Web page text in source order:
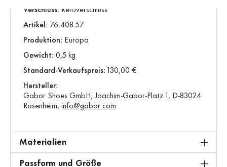
Verschluss: Reißverschluss
Artikel: 76.408.57
Produktion: Europa
Gewicht: 0,5 kg
Standard-Verkaufspreis: 130,00 €
Hersteller:
Gabor Shoes GmbH, Joachim-Gabor-Platz 1, D-83024
Rosenheim, info@gabor.com
Materialien
Passform und Größe